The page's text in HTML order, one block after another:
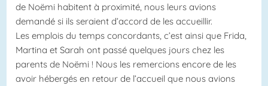
de Noëmi habitent à proximité, nous leurs avions
demandé si ils seraient d’accord de les accueillir.
Les emplois du temps concordants, c’est ainsi que Frida,
Martina et Sarah ont passé quelques jours chez les
parents de Noëmi ! Nous les remercions encore de les
avoir hébergés en retour de l’accueil que nous avions